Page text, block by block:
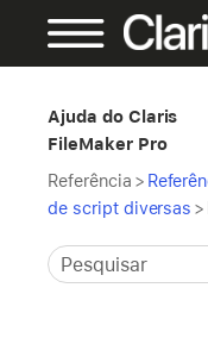
Ajuda do Claris
FileMaker Pro
Referência >
de script diversas >